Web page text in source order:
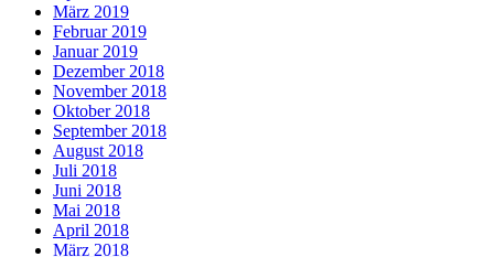
März 2019
Februar 2019
Januar 2019
Dezember 2018
November 2018
Oktober 2018
September 2018
August 2018
Juli 2018
Juni 2018
Mai 2018
April 2018
März 2018